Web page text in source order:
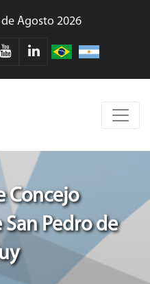
Agosto 2026
Concejo
Pedro de